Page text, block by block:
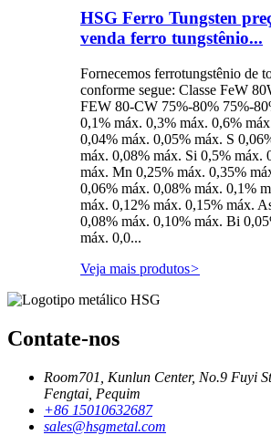
HSG Ferro Tungsten
venda ferro tungstênio...
Fornecemos ferrotungstênio de
conforme segue: Classe FeW
FEW 80-CW 75%-80% 75%-
0,1% máx. 0,3% máx. 0,6%
0,04% máx. 0,05% máx. S
máx. 0,08% máx. Si 0,5% máx.
máx. Mn 0,25% máx. 0,35%
0,06% máx. 0,08% máx. 0,1%
máx. 0,12% máx. 0,15% máx.
0,08% máx. 0,10% máx. Bi
máx. 0,0...
Veja mais produtos>
Contate-nos
Room701, Kunlun Center, No.9 Fuyi
Fengtai, Pequim
+86 15010632687
sales@hsgmetal.com